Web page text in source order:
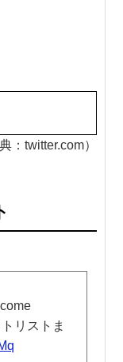
典：twitter.com）
リストま